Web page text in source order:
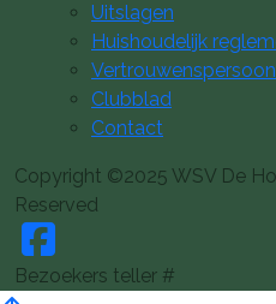
Uitslagen
Huishoudelijk
Vertrouwenspersoon
Clubblad
Contact
Copyright ©2025 WSV De
Reserved
Bezoekers teller #